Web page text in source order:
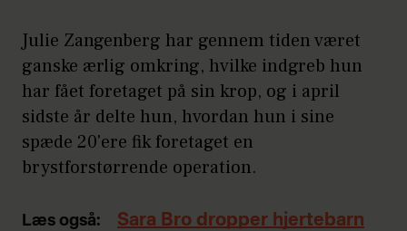
Julie Zangenberg har gennem tiden været
ganske ærlig omkring, hvilke indgreb hun
har fået foretaget på sin krop, og i april
sidste år delte hun, hvordan hun i sine
spæde 20'ere fik foretaget en
brystforstørrende operation.
Læs også: Sara Bro dropper hjertebarn